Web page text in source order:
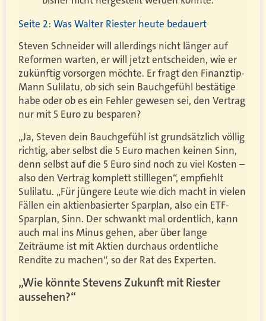
Seite 2: Was Walter Riester heute bedauert
Steven Schneider will allerdings nicht länger auf
Reformen warten, er will jetzt entscheiden, wie er
zukünftig vorsorgen möchte. Er fragt den Finanztip-
Mann Sulilatu, ob sich sein Bauchgefühl bestätige
habe oder ob es ein Fehler gewesen sei, den Vertrag
nur mit 5 Euro zu besparen?
„Ja, Steven dein Bauchgefühl ist grundsätzlich völlig
richtig, aber selbst die 5 Euro machen keinen Sinn,
denn selbst auf die 5 Euro sind noch zu viel Kosten –
also den Vertrag komplett stilllegen“, empfiehlt
Sulilatu. „Für jüngere Leute wie dich macht in vielen
Fällen ein aktienbasierter Sparplan, also ein ETF-
Sparplan, Sinn. Der schwankt mal ordentlich, kann
auch mal ins Minus gehen, aber über lange
Zeiträume ist mit Aktien durchaus ordentliche
Rendite zu machen“, so der Rat des Experten.
„Wie könnte Stevens Zukunft mit Riester
aussehen?“